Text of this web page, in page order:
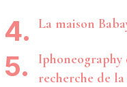
La maison
Iphoneography
recherche de